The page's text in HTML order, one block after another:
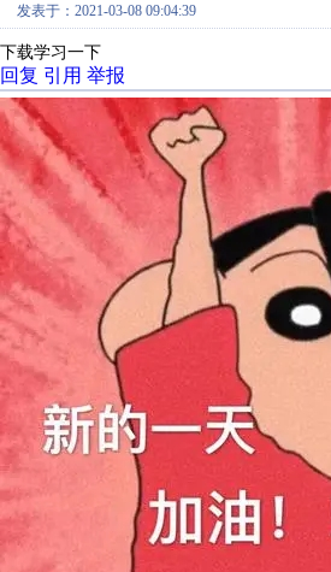
发表于：2021-03-08 09:04:39
下载学习一下
回复 引用 举报